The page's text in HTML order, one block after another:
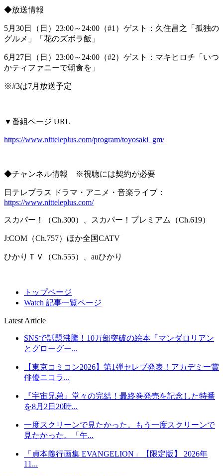
◆放送情報
5月30日（日）23:00～24:00（#1）ゲスト：久住昌之「孤独の
グルメ」「花のズボラ飯」
6月27日（日）23:00～24:00（#2）ゲスト：マキヒロチ「いつ
かティファニーで朝食を」
※#3は7月放送予定
▼番組ページ URL
https://www.nitteleplus.com/program/toyosaki_gm/
◆チャンネル情報 ※視聴には契約が必要
日テレプラス ドラマ・アニメ・音楽ライブ：
https://www.nitteleplus.com/
スカパー！（Ch.300）、スカパー！プレミアム（Ch.619）
J:COM（Ch.757）ほか全国CATV
ひかりＴＶ（Ch.555）、auひかり
トップページ
Watch 記事一覧ページ
Latest Article
SNSで話題沸騰！10万部突破の絵本『マンダロリアン
とグローグー...
【東京コミコン2026】第1弾セレブ発表！アカデミー賞
俳優ニコラ...
『宇宙兄弟』堂々の完結！最終巻発売を記念した特番
を8月2日20時...
一度スクリーンで見たかった。もう一度スクリーンで
見たかった。「午...
「貞本義行画集 EVANGELION」【限定版】 2026年
11...